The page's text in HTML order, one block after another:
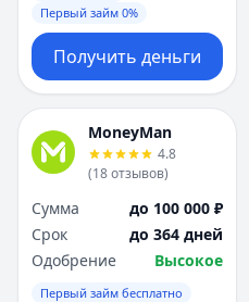
Первый займ 0%
Получить деньги
MoneyMan
4.8
(18отзывов)
Сумма
до 100 000 ₽
Срок
до 364 дней
Одобрение
Высокое
Первый займ бесплатно